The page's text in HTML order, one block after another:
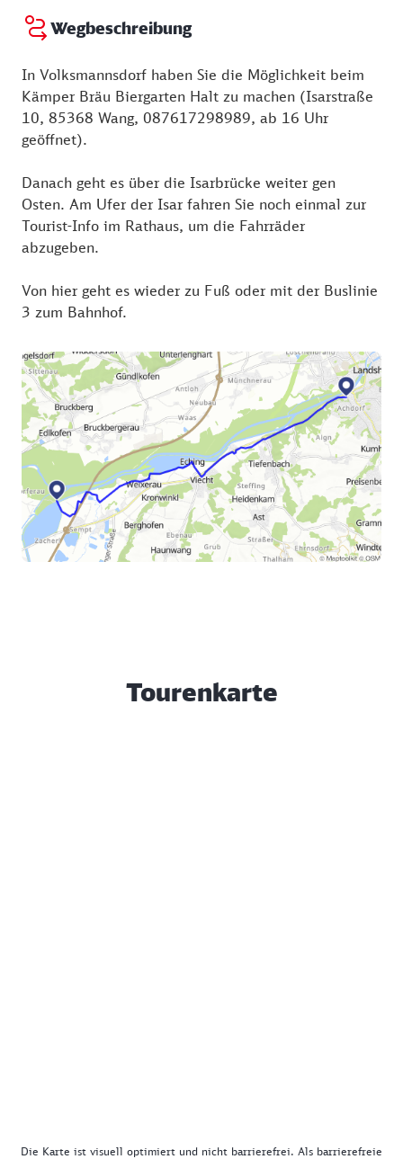
Beweidung schonend bewirtschaftet und gepflegt.
Karthäusernelke wachsen hier noch wild.
Schmetterlinge lieben die zahlreichen Wildblumen
und Kräuter, die anderswo selten gewordene
Zauneidechse ist ebenfalls hier zu finden.
Wegbeschreibung
In Volksmannsdorf haben Sie die Möglichkeit beim
Kämper Bräu Biergarten Halt zu machen (Isarstraße
10, 85368 Wang, 087617298989, ab 16 Uhr
geöffnet).
Danach geht es über die Isarbrücke weiter gen
Osten. Am Ufer der Isar fahren Sie noch einmal zur
Tourist-Info im Rathaus, um die Fahrräder
abzugeben.
Von hier geht es wieder zu Fuß oder mit der Buslinie
3 zum Bahnhof.
Tourenkarte
Die Karte ist visuell optimiert und nicht barrierefrei. Als barrierefreie